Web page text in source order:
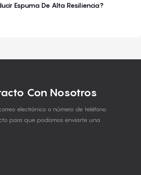
Espuma De Alta Resiliencia?
Con Nosotros
electrónico o número de teléfono
para que podamos enviarte una